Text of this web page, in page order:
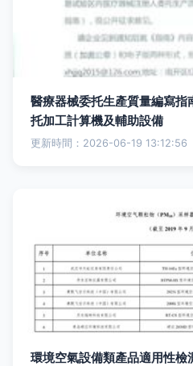
醫療器械委托生產質量編寫
托加工計算機及輔助設備
更新時間：2026-06-19 13:12:56
環境空氣設備類產品適用性